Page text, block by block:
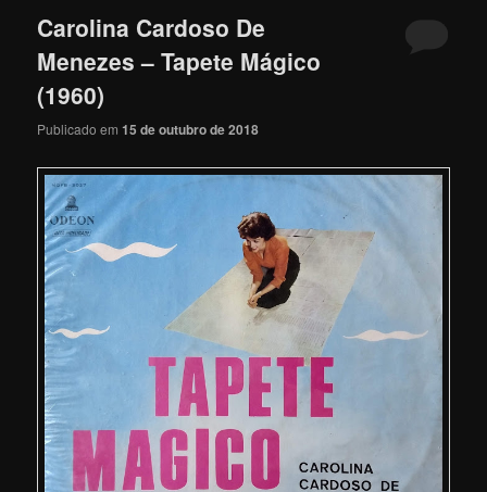
Carolina Cardoso De
Menezes – Tapete Mágico
(1960)
Publicado em15 de outubro de 2018